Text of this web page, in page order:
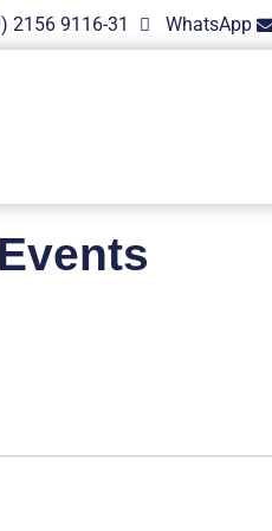
2156 9116-31 WhatsApp